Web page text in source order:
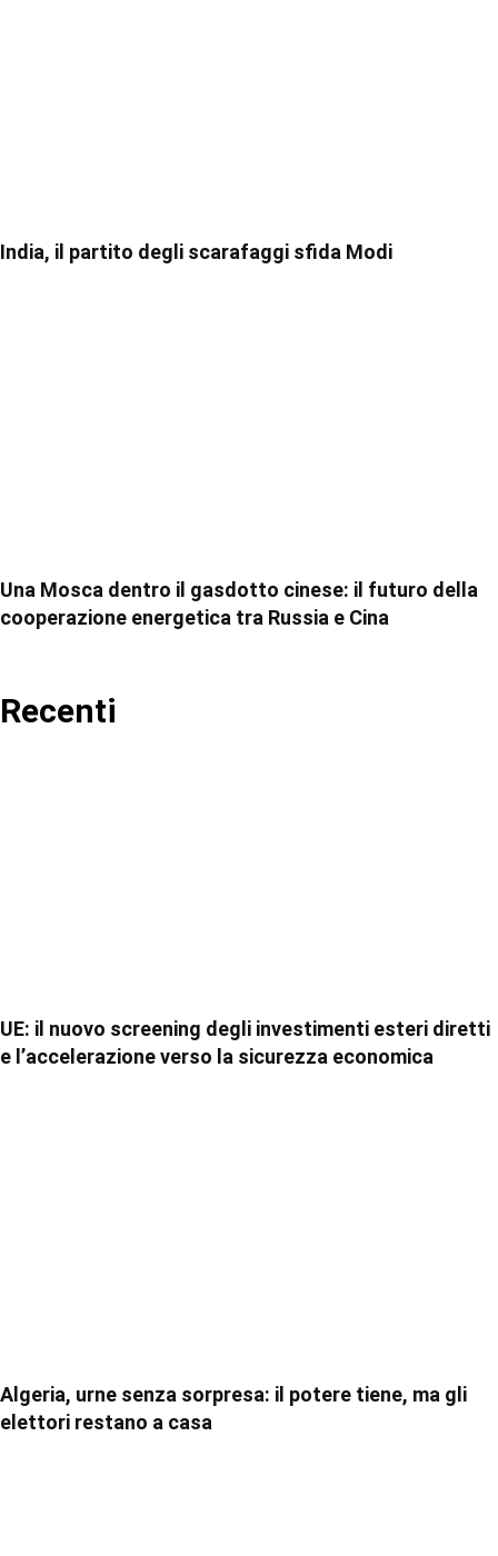
India, il partito degli scarafaggi sfida Modi
Una Mosca dentro il gasdotto cinese: il futuro della
cooperazione energetica tra Russia e Cina
Recenti
UE: il nuovo screening degli investimenti esteri diretti
e l’accelerazione verso la sicurezza economica
Algeria, urne senza sorpresa: il potere tiene, ma gli
elettori restano a casa